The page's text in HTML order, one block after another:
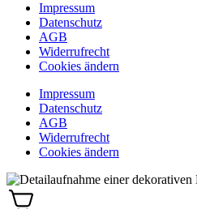
Impressum
Datenschutz
AGB
Widerrufrecht
Cookies ändern
Impressum
Datenschutz
AGB
Widerrufrecht
Cookies ändern